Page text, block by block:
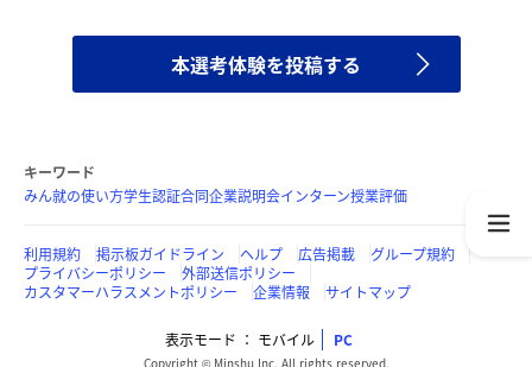
本選考体験を投稿する
キーワード
みん就の使い方学生認証合同企業説明会インターン授業評価
利用規約 掲示板ガイドライン ヘルプ 広告掲載
グループ規約
プライバシーポリシー
外部送信ポリシー
カスタマーハラスメントポリシー
企業情報 サイトマップ
表示モード モバイル PC
Copyright © Minshu Inc. All rights reserved.